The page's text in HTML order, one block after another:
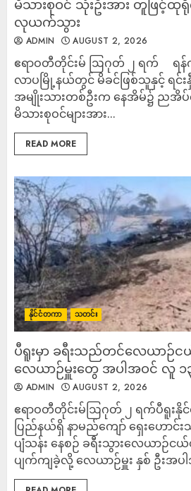
မိသားစုဝင် သုံးဦးအား တူဖြင့်ထုရို
လုယက်သွား
ADMIN AUGUST 2, 2026
ဧရာဝတီတိုင်းမ် ဩဂုတ် ၂ ရက် ရန်ကု
လာပမြို့နယ်တွင် မိခင်ဖြစ်သူနှင့် ရင်း
အမျိုးသားတစ်ဦးက နေအိမ်၌ ညအိ
မိသားစုဝင်များအား...
READ MORE
နိုင်ငံတကာ သတင်း
ပီရူးမှာ ခရီးသည်တင်လေယာဉ်င
လေယာဉ်မှူးတွေ အပါအဝင် လူ ၁
ADMIN AUGUST 2, 2026
ဧရာဝတီတိုင်းမ်ဩဂုတ် ၂ ရက်ပီရူးနိုင်
ပြည်နယ်ရှိ နာမည်ကျော် ရှေးဟောင်
ပျံသန်း နေစဉ် ခရီးသွားလေယာဉ်င
ပျက်ကျခဲ့လို့ လေယာဉ်မှူး နှစ် ဦးအပ